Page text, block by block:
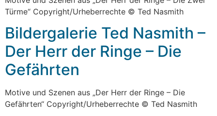
Türme“ Copyright/Urheberrechte © Ted Nasmith
Bildergalerie Ted Nasmith –
Der Herr der Ringe – Die
Gefährten
Motive und Szenen aus „Der Herr der Ringe – Die
Gefährten“ Copyright/Urheberrechte © Ted Nasmith